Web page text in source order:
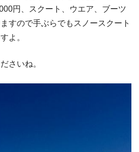
円、スクート、ウエア、ブーツ
すので手ぶらでもスノースクート
よ。
さいね。